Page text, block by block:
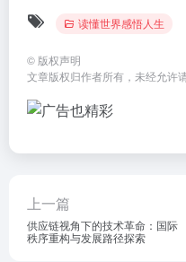
读懂世界感悟人生
© 版权声明
文章版权归作者所有，未经允许请
上一篇
供应链视角下的技术革命：国际
秩序重构与发展路径探索